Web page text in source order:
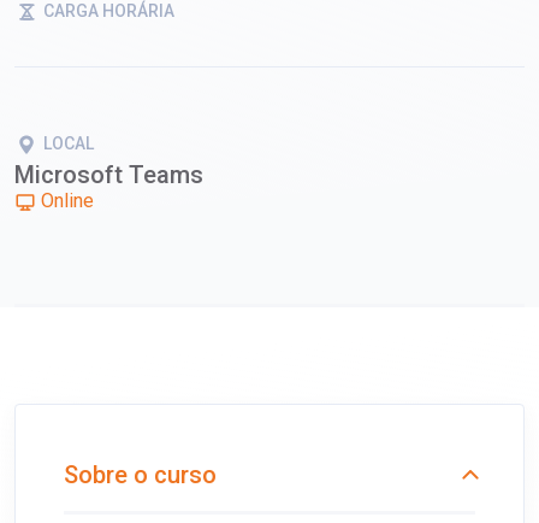
CARGA HORÁRIA
LOCAL
Microsoft Teams
Online
Sobre o curso